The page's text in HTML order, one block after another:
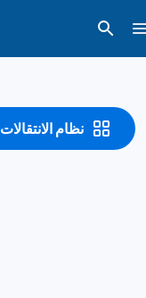
نظام الانتقالات